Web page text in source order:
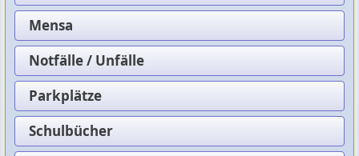
Mensa
Notfälle / Unfälle
Parkplätze
Schulbücher